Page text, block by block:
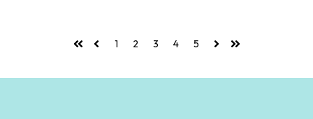
PrimeraAnterior
1 2 3 4 5
Siguiente
Última